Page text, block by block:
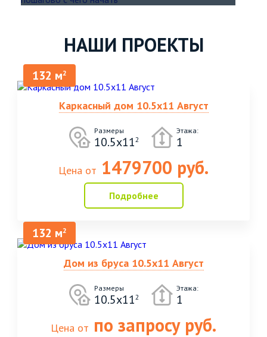
НАШИ ПРОЕКТЫ
132 м2
Каркасный дом 10.5х11 Август
Размеры
10.5х112
Этажа:
1
Цена от 1479700 руб.
Подробнее
132 м2
Дом из бруса 10.5х11 Август
Размеры
10.5х112
Этажа:
1
Цена от по запросу руб.